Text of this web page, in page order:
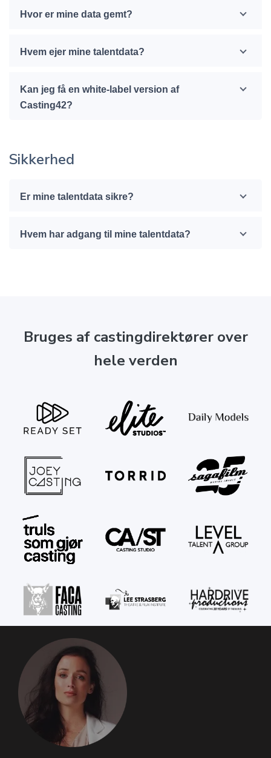
Hvor er mine data gemt?
Hvem ejer mine talentdata?
Kan jeg få en white-label version af
Casting42?
Sikkerhed
Er mine talentdata sikre?
Hvem har adgang til mine talentdata?
Bruges af castingdirektører over
hele verden